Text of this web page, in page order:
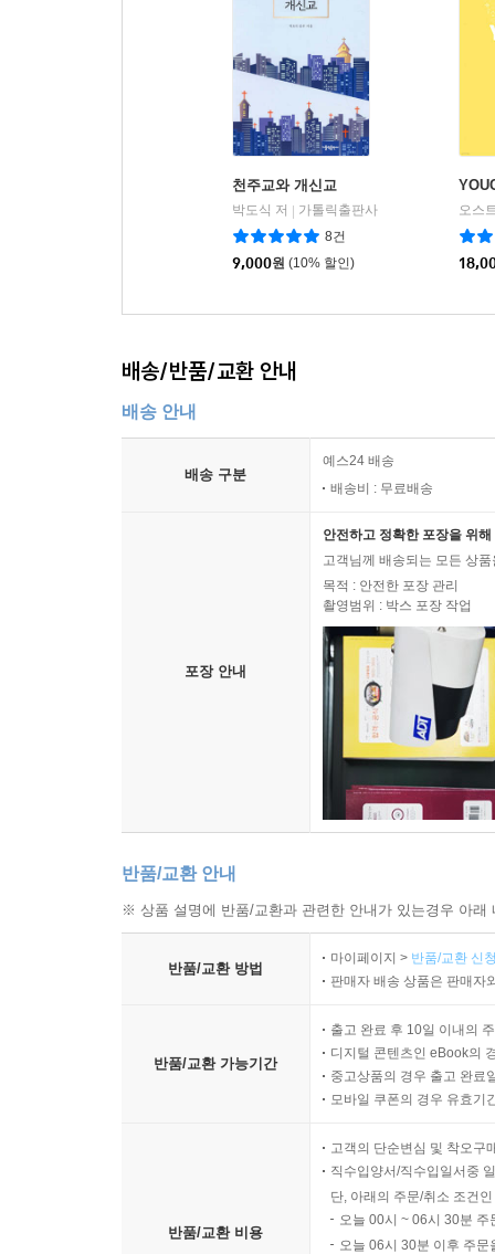
천주교와 개신교
박도식 저
가톨릭출판사
8건
9,000원 (10% 할인)
오스
배송/반품/교환 안내
배송 안내
배송 구분
예스24 배송
배송비 : 무료배송
포장 안내
안전하고 정확한 포장을 위
고객님께 배송되는 모든 상
목적 : 안전한 포장 관리
촬영범위 : 박스 포장 작업
반품/교환 안내
※ 상품 설명에 반품/교환과 관련한 안내가 있는경우 아
반품/교환 방법
마이페이지 > 반품/교환 신
판매자 배송 상품은 판매자
반품/교환 가능기간
출고 완료 후 10일 이내의
디지털 콘텐츠인 eBook의
중고상품의 경우 출고 완료
모바일 쿠폰의 경우 유효기
반품/교환 비용
고객의 단순변심 및 착오구
직수입양서/직수입일서중
단, 아래의 주문/취소 조건
오늘 00시 ~ 06시 30분
오늘 06시 30분 이후 주